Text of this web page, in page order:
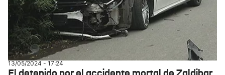
13/05/2024 - 17:24